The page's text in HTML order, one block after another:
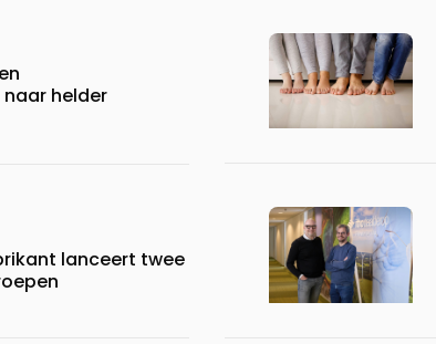
helder
lanceert twee